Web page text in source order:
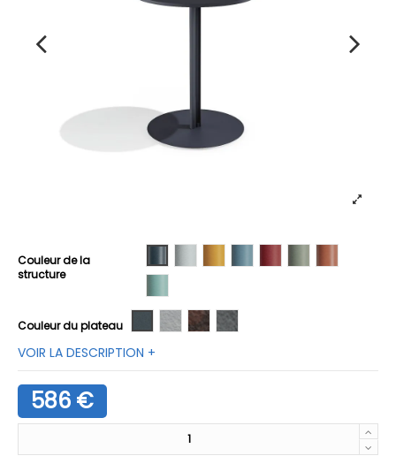
Couleur de la
structure
Couleur du plateau M01 Anthracite
HPL BlancH02 RouilleH03 Ciment
VOIR LA DESCRIPTION +
586 €